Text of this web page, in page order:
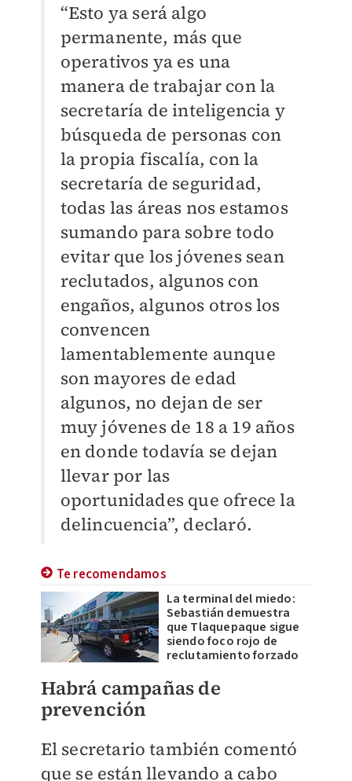
“Esto ya será algo
permanente, más que
operativos ya es una
manera de trabajar con la
secretaría de inteligencia y
búsqueda de personas con
la propia fiscalía, con la
secretaría de seguridad,
todas las áreas nos estamos
sumando para sobre todo
evitar que los jóvenes sean
reclutados, algunos con
engaños, algunos otros los
convencen
lamentablemente aunque
son mayores de edad
algunos, no dejan de ser
muy jóvenes de 18 a 19 años
en donde todavía se dejan
llevar por las
oportunidades que ofrece la
delincuencia”, declaró.
Te recomendamos
La terminal del miedo:
Sebastián demuestra
que Tlaquepaque sigue
siendo foco rojo de
reclutamiento forzado
Habrá campañas de
prevención
El secretario también comentó
que se están llevando a cabo